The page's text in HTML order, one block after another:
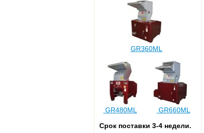
GR360ML
GR480ML
GR660ML
Срок поставки 3-4 недели.